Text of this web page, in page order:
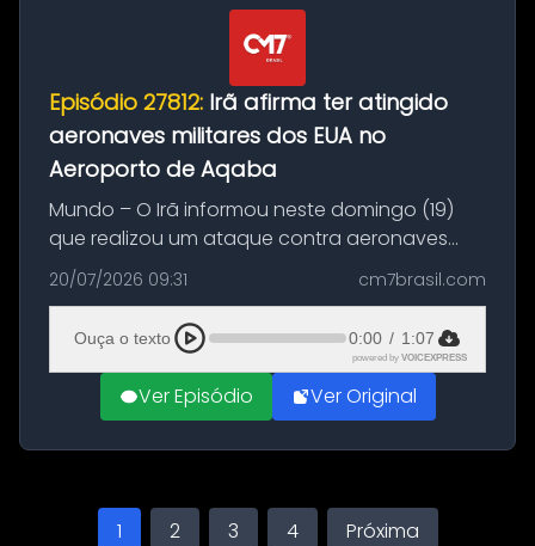
Episódio 27812: Irã afirma ter atingido
aeronaves militares dos EUA no
Aeroporto de Aqaba
Mundo – O Irã informou neste domingo (19)
que realizou um ataque contra aeronaves
militares dos Estados Unidos estacionadas no
Aeroporto de Aqaba, na Jordânia, durante a
21ª fase da Operação Nasr 2. A...
20/07/2026 09:31 cm7brasil.com
Ouça o texto 0:00 / 1:07
powered by VOICEXPRESS
Ver Episódio Ver Original
1 2 3 4 Próxima